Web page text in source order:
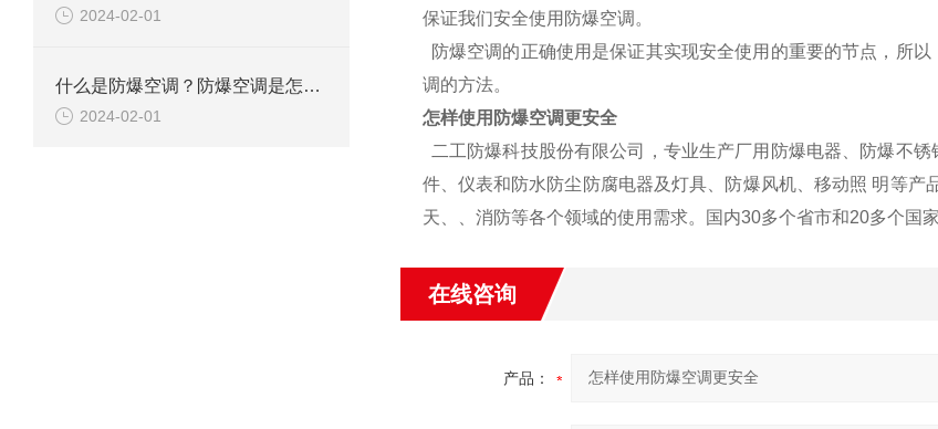
2024-02-01
什么是防爆空调？防爆空调是怎么防爆的？
2024-02-01
保证我们安全使用防爆空调。
防爆空调的正确使用是保证其实现安全使用的重要的节点，所
调的方法。
怎样使用防爆空调更安全
二工防爆科技股份有限公司，专业生产厂用防爆电器、防爆不
件、仪表和防水防尘防腐电器及灯具、防爆风机、移动照 明等
天、、消防等各个领域的使用需求。国内30多个省市和20多个国
在线咨询
产品：